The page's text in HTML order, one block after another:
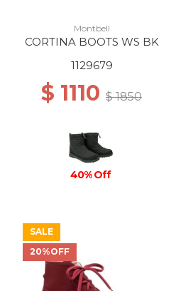
Montbell
CORTINA BOOTS WS BK
1129679
$ 1110 $ 1850
40% Off
SALE
20%OFF